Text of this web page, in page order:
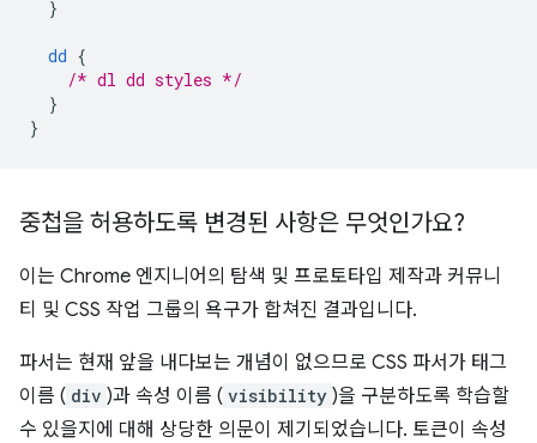
}
dd {
/* dl dd styles */
}
}
중첩을 허용하도록 변경된 사항은 무엇인가요?
이는 Chrome 엔지니어의 탐색 및 프로토타입 제작과 커뮤니
티 및 CSS 작업 그룹의 욕구가 합쳐진 결과입니다.
파서는 현재 앞을 내다보는 개념이 없으므로 CSS 파서가 태그
이름 ( div )과 속성 이름 ( visibility )을 구분하도록 학습할
수 있을지에 대해 상당한 의문이 제기되었습니다. 토큰이 속성